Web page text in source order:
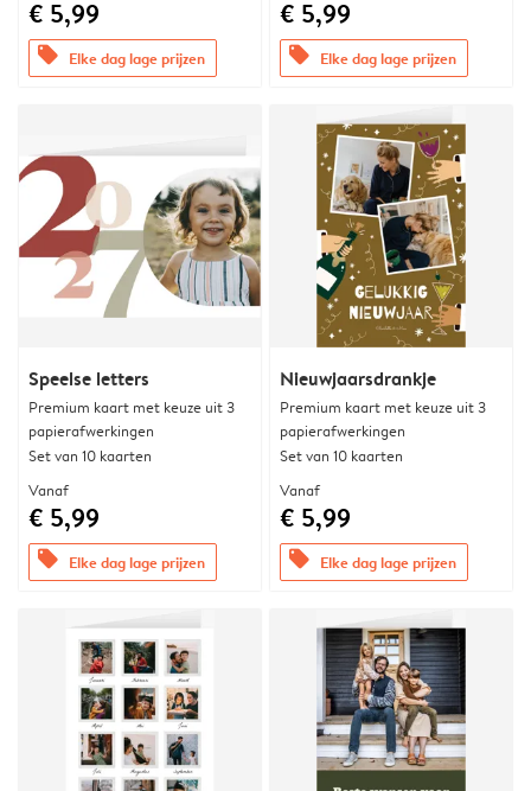
€ 5,99
offers Elke dag lage prijzen
€ 5,99
offers Elke dag lage prijzen
Speelse letters
Premium kaart met keuze uit 3
papierafwerkingen
Set van 10 kaarten
Vanaf
€ 5,99
offers Elke dag lage prijzen
Nieuwjaarsdrankje
Premium kaart met keuze uit 3
papierafwerkingen
Set van 10 kaarten
Vanaf
€ 5,99
offers Elke dag lage prijzen